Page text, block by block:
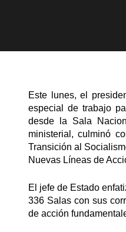
Este lunes, el
especial de trabajo
desde la Sala
ministerial, culminó
Transición al
Nuevas Líneas de
El jefe de Estado
336 Salas con sus
de acción